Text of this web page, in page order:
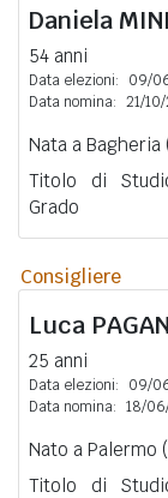
Daniela
54 anni
Data elezioni:
09/
Data nomina: 21/
Nata a Bagheria
Titolo di
Grado
Consigliere
Luca
25 anni
Data elezioni:
09/
Data nomina: 18/
Nato a Palermo
Titolo di